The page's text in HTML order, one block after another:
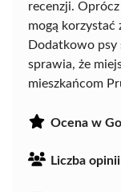
recenzji.
mogą korzystać
Dodatkowo psy
sprawia, że
mieszkańcom
Ocena w
Liczba